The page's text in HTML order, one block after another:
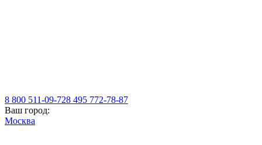
8 800 511-09-728 495 772-78-87
Ваш город:
Москва